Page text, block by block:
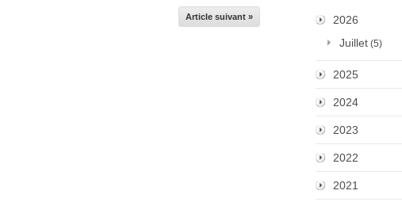
Article suivant »
2026
Juillet (5)
2025
2024
2023
2022
2021